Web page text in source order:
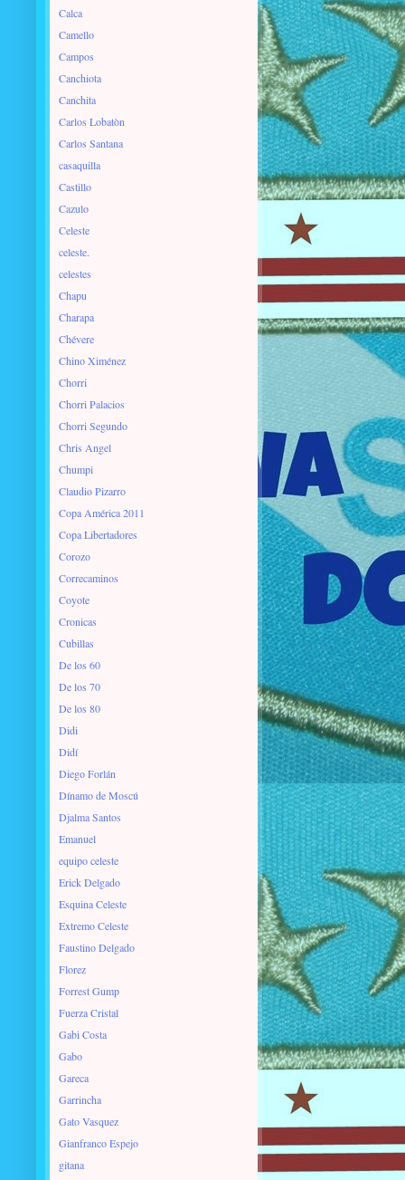
Calca
Camello
Campos
Canchiota
Canchita
Carlos Lobatòn
Carlos Santana
casaquilla
Castillo
Cazulo
Celeste
celeste.
celestes
Chapu
Charapa
Chévere
Chino Ximénez
Chorri
Chorri Palacios
Chorri Segundo
Chris Angel
Chumpi
Claudio Pizarro
Copa América 2011
Copa Libertadores
Corozo
Correcaminos
Coyote
Cronicas
Cubillas
De los 60
De los 70
De los 80
Didi
Didí
Diego Forlán
Dínamo de Moscú
Djalma Santos
Emanuel
equipo celeste
Erick Delgado
Esquina Celeste
Extremo Celeste
Faustino Delgado
Florez
Forrest Gump
Fuerza Cristal
Gabi Costa
Gabo
Gareca
Garrincha
Gato Vasquez
Gianfranco Espejo
gitana